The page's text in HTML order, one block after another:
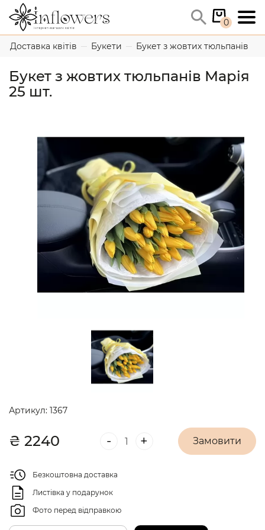
0
Доставка квітів Букети Букет з жовтих тюльпанів
Букет з жовтих тюльпанів Марія
25 шт.
Артикул: 1367
₴ 2240 - + Замовити
Безкоштовна доставка
Листівка у подарунок
Фото перед відправкою